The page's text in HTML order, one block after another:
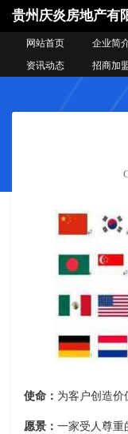
贵州庆炎房地产有
网站首页 企业简
资讯动态
招商加
使命： 为客户创造价
愿景： 一家受人尊重